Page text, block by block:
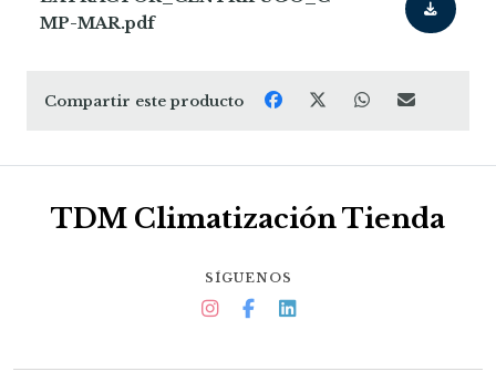
MP-MAR.pdf
Compartir este producto
TDM Climatización Tienda
SÍGUENOS